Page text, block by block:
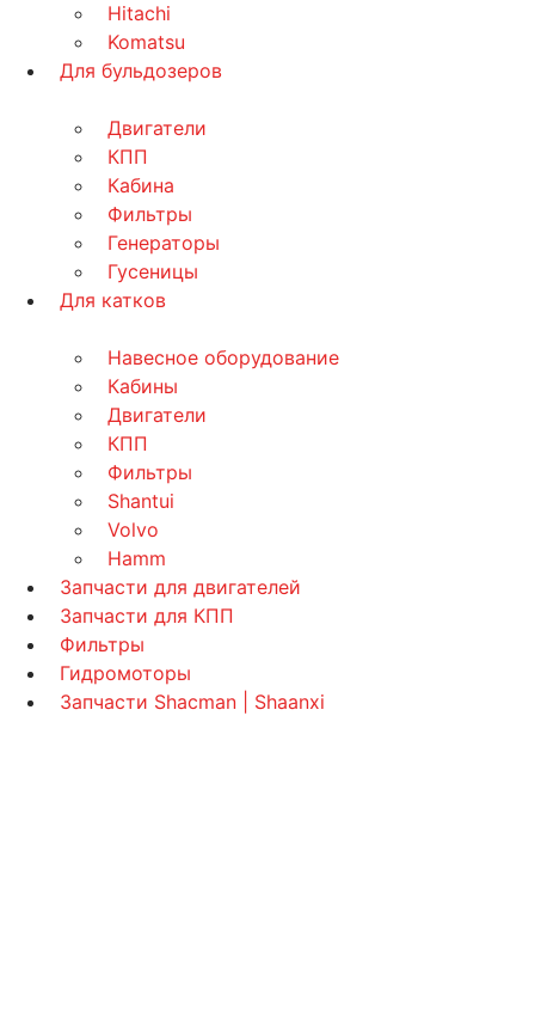
Hitachi
Komatsu
Для бульдозеров
Двигатели
КПП
Кабина
Фильтры
Генераторы
Гусеницы
Для катков
Навесное оборудование
Кабины
Двигатели
КПП
Фильтры
Shantui
Volvo
Hamm
Запчасти для двигателей
Запчасти для КПП
Фильтры
Гидромоторы
Запчасти Shacman | Shaanxi